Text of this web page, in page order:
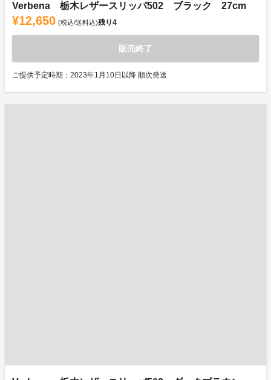
Verbena 栃木レザースリッパ502 ブラック 27cm
¥12,650 (税込/送料込)残り4
販売終了
ご提供予定時期：2023年1月10日以降 順次発送